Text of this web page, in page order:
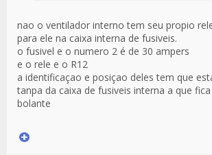
nao o ventilador interno tem seu propio
para ele na caixa interna de fusiveis.
o fusivel e o numero 2 é de 30 ampers
e o rele e o R12
a identificaçao e posiçao deles tem que
tanpa da caixa de fusiveis interna a que
bolante